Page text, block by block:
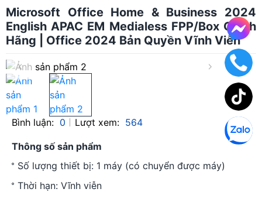
Microsoft Office Home & Business 2024
English APAC EM Medialess FPP/Box Chính
Hãng | Office 2024 Bản Quyền Vĩnh Viễn
Bình luận: 0 Lượt xem: 564
Thông số sản phẩm
Số lượng thiết bị: 1 máy (có chuyển được máy)
Thời hạn: Vĩnh viễn